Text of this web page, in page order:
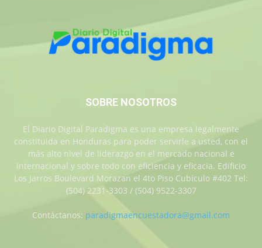
SOBRE NOSOTROS
El Diario Digital Paradigma es una empresa legalmente
constituida en Honduras para poder servirle a usted, con el
más alto nivel de liderazgo en el mercado nacional e
internacional y sobre todo con eficiencia y eficacia. Edificio
Los Jarros Boulevard Morazan el 4to Piso Cubiculo #402 Tel:
(504) 2231-3303 / (504) 9522-3307
Contáctanos: paradigmaencuestadora@gmail.com